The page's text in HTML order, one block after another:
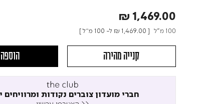
₪ 1,469.00
100 מ"ל [
₪ 1,469.00 ל- 100 מ"ל ]
קנייה מהירה
חברי מועדון צוברים נקודות ומרוויחים